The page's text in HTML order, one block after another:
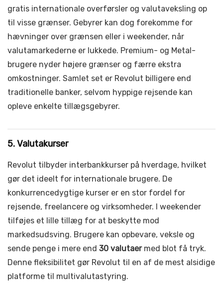
gratis internationale overførsler og valutaveksling op
til visse grænser. Gebyrer kan dog forekomme for
hævninger over grænsen eller i weekender, når
valutamarkederne er lukkede. Premium- og Metal-
brugere nyder højere grænser og færre ekstra
omkostninger. Samlet set er Revolut billigere end
traditionelle banker, selvom hyppige rejsende kan
opleve enkelte tillægsgebyrer.
5. Valutakurser
Revolut tilbyder interbankkurser på hverdage, hvilket
gør det ideelt for internationale brugere. De
konkurrencedygtige kurser er en stor fordel for
rejsende, freelancere og virksomheder. I weekender
tilføjes et lille tillæg for at beskytte mod
markedsudsving. Brugere kan opbevare, veksle og
sende penge i mere end 30 valutaermed blot få tryk.
Denne fleksibilitet gør Revolut til en af de mest alsidige
platforme til multivalutastyring.